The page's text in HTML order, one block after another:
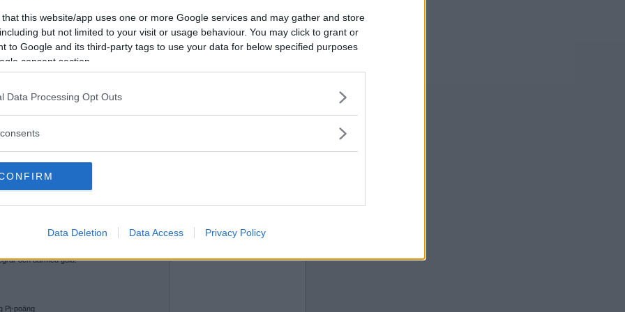
that this website/app uses one or more Google services and may gather and store
but not limited to your visit or usage behaviour. You may click to grant or
to Google and its third-party tags to use your data for below specified purposes
consent section.
Data Processing Opt Outs
Data Deletion Data Access Privacy Policy
2008-02-12 13:53
mig, så... 14.30 i Tvättis - välkomna!!
2008-02-12 16:00
bilfixare mitt i men fick en ersättare i
och därmed guld!
Pj-poäng
Vill du bli
medlem?